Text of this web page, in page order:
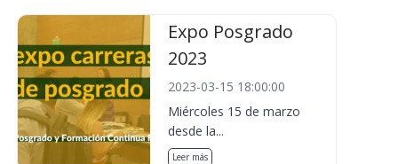
Expo Posgrado
2023
2023-03-15 18:00:00
Miércoles 15 de marzo
desde la...
Leer más